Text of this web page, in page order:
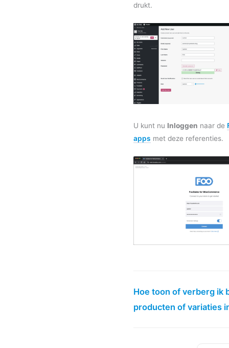
drukt.
U kunt nu Inloggen naar de
apps met deze referenties.
Hoe toon of verberg ik
producten of variaties